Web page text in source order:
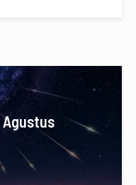
Agustus